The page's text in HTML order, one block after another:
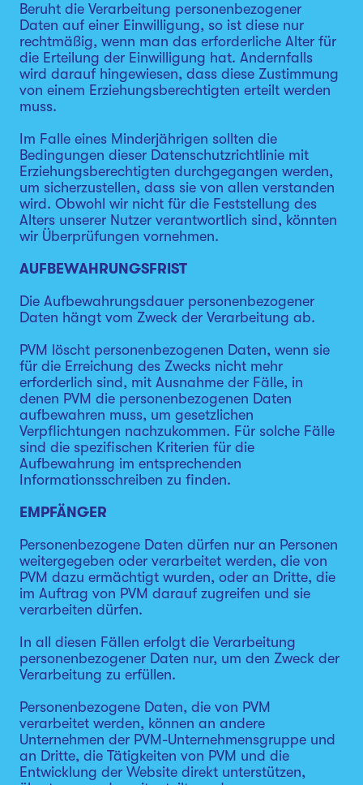
Beruht die Verarbeitung personenbezogener
Daten auf einer Einwilligung, so ist diese nur
rechtmäßig, wenn man das erforderliche Alter für
die Erteilung der Einwilligung hat. Andernfalls
wird darauf hingewiesen, dass diese Zustimmung
von einem Erziehungsberechtigten erteilt werden
muss.
Im Falle eines Minderjährigen sollten die
Bedingungen dieser Datenschutzrichtlinie mit
Erziehungsberechtigten durchgegangen werden,
um sicherzustellen, dass sie von allen verstanden
wird. Obwohl wir nicht für die Feststellung des
Alters unserer Nutzer verantwortlich sind, könnten
wir Überprüfungen vornehmen.
AUFBEWAHRUNGSFRIST
Die Aufbewahrungsdauer personenbezogener
Daten hängt vom Zweck der Verarbeitung ab.
PVM löscht personenbezogenen Daten, wenn sie
für die Erreichung des Zwecks nicht mehr
erforderlich sind, mit Ausnahme der Fälle, in
denen PVM die personenbezogenen Daten
aufbewahren muss, um gesetzlichen
Verpflichtungen nachzukommen. Für solche Fälle
sind die spezifischen Kriterien für die
Aufbewahrung im entsprechenden
Informationsschreiben zu finden.
EMPFÄNGER
Personenbezogene Daten dürfen nur an Personen
weitergegeben oder verarbeitet werden, die von
PVM dazu ermächtigt wurden, oder an Dritte, die
im Auftrag von PVM darauf zugreifen und sie
verarbeiten dürfen.
In all diesen Fällen erfolgt die Verarbeitung
personenbezogener Daten nur, um den Zweck der
Verarbeitung zu erfüllen.
Personenbezogene Daten, die von PVM
verarbeitet werden, können an andere
Unternehmen der PVM-Unternehmensgruppe und
an Dritte, die Tätigkeiten von PVM und die
Entwicklung der Website direkt unterstützen,